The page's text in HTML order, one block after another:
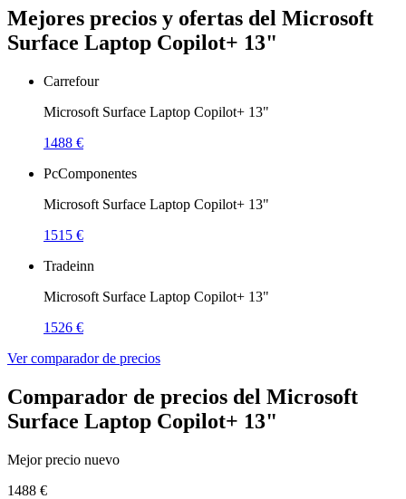
Mejores precios y ofertas del Microsoft
Surface Laptop Copilot+ 13"
Carrefour
Microsoft Surface Laptop Copilot+ 13"
1488 €
PcComponentes
Microsoft Surface Laptop Copilot+ 13"
1515 €
Tradeinn
Microsoft Surface Laptop Copilot+ 13"
1526 €
Ver comparador de precios
Comparador de precios del Microsoft
Surface Laptop Copilot+ 13"
Mejor precio nuevo
1488 €